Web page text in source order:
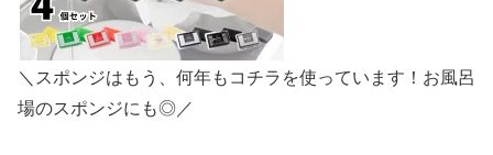
＼スポンジはもう、何年もコチラを使っています！お風呂
場のスポンジにも◎／